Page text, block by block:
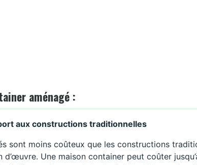
aménagé :
aux constructions traditionnelles
sont moins coûteux que les constructions
Une maison container peut coûter